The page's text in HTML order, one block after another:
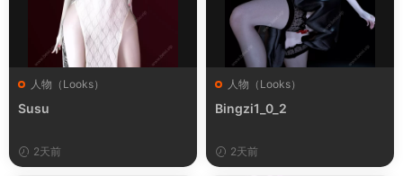
人物（Looks）
Susu
2天前
人物（Looks）
Bingzi1_0_2
2天前